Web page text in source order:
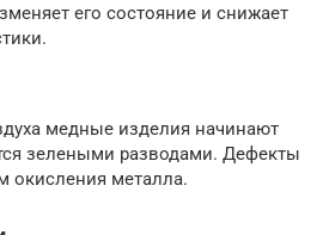
его состояние и снижает
медные изделия начинают
зелеными разводами. Дефекты
окисления металла.